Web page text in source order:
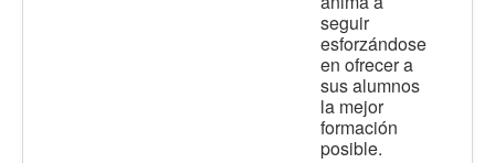
seguir
esforzándose
en ofrecer a
sus alumnos
la mejor
formación
posible.